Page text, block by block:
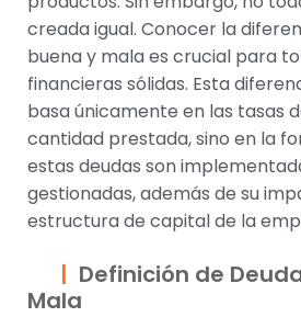
creada igual. Conocer la
buena y mala es crucial para
financieras sólidas. Esta
basa únicamente en las tasas
cantidad prestada, sino en la
estas deudas son
gestionadas, además de su
estructura de capital de la
Definición de
Mala